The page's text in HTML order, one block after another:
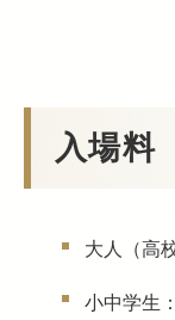
入場料
大人（高
小中学生